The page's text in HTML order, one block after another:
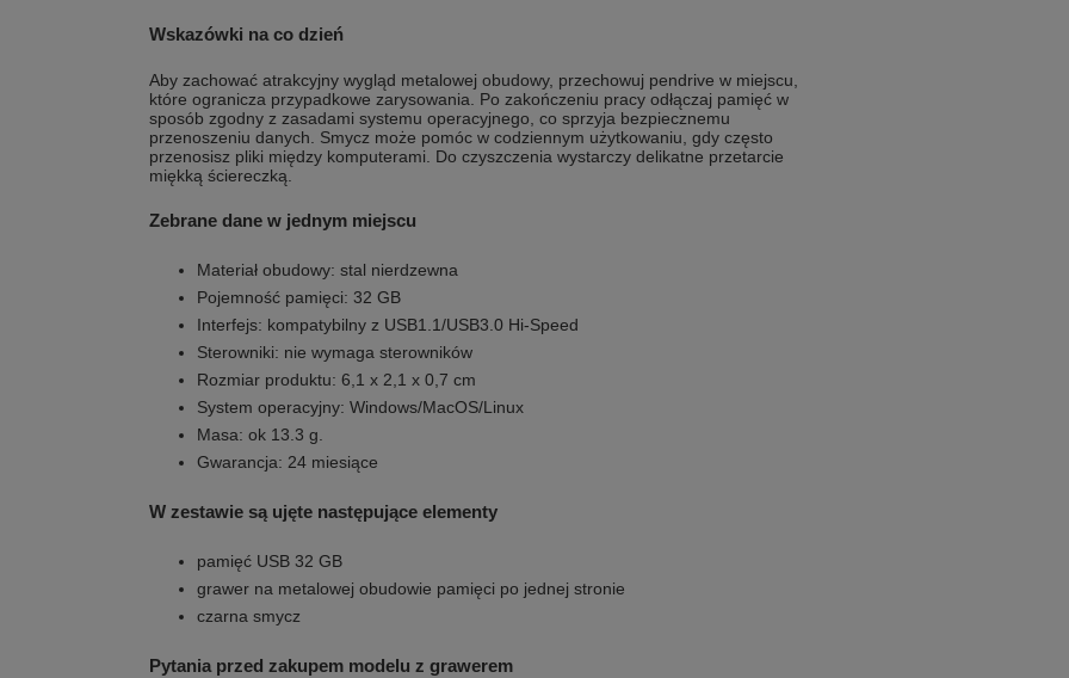
Wskazówki na co dzień
Aby zachować atrakcyjny wygląd metalowej obudowy, przechowuj pendrive w miejscu,
które ogranicza przypadkowe zarysowania. Po zakończeniu pracy odłączaj pamięć w
sposób zgodny z zasadami systemu operacyjnego, co sprzyja bezpiecznemu
przenoszeniu danych. Smycz może pomóc w codziennym użytkowaniu, gdy często
przenosisz pliki między komputerami. Do czyszczenia wystarczy delikatne przetarcie
miękką ściereczką.
Zebrane dane w jednym miejscu
Materiał obudowy: stal nierdzewna
Pojemność pamięci: 32 GB
Interfejs: kompatybilny z USB1.1/USB3.0 Hi-Speed
Sterowniki: nie wymaga sterowników
Rozmiar produktu: 6,1 x 2,1 x 0,7 cm
System operacyjny: Windows/MacOS/Linux
Masa: ok 13.3 g.
Gwarancja: 24 miesiące
W zestawie są ujęte następujące elementy
pamięć USB 32 GB
grawer na metalowej obudowie pamięci po jednej stronie
czarna smycz
Pytania przed zakupem modelu z grawerem